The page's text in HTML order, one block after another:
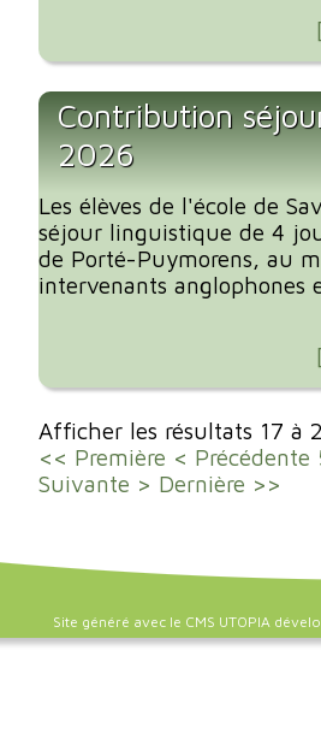
Contribution
2026
Les élèves de l'école de
séjour linguistique de 4
de Porté-Puymorens, au
intervenants anglophones
Afficher les résultats 17 à
<< Première < Précédente
Suivante > Dernière >>
Site généré avec le CMS UTOPIA